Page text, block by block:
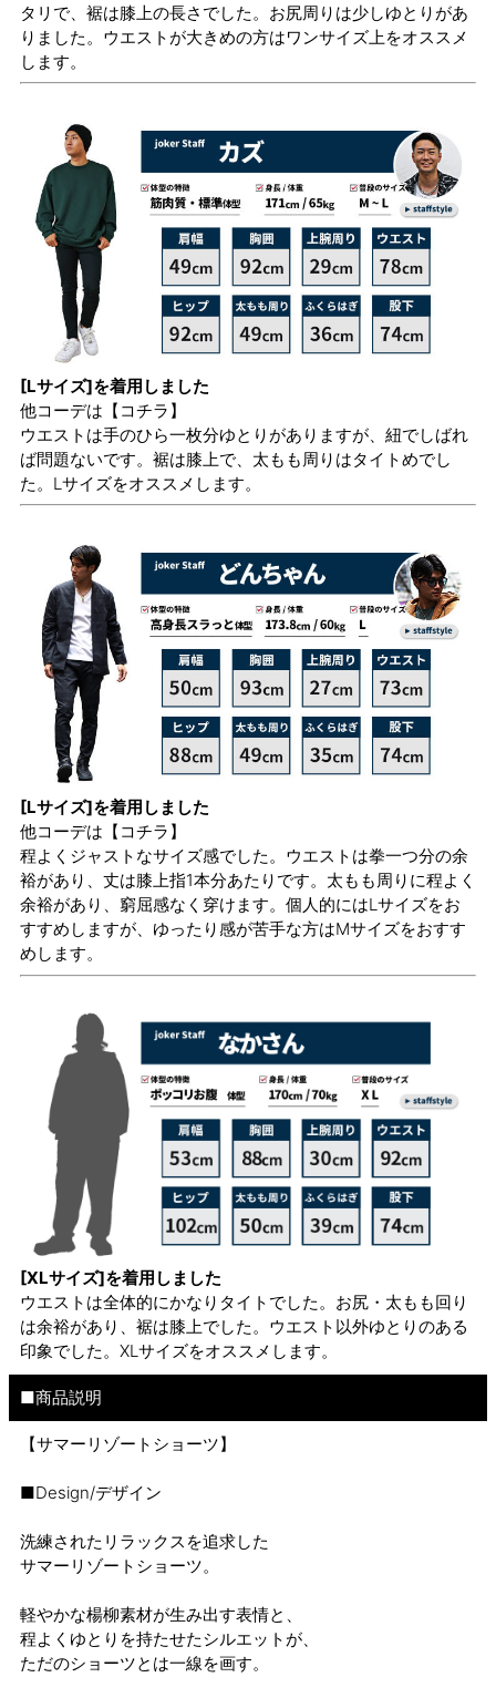
タリで、裾は膝上の長さでした。お尻周りは少しゆとりがあ
りました。ウエストが大きめの方はワンサイズ上をオススメ
します。
[Lサイズ]を着用しました
他コーデは 【コチラ】
ウエストは手のひら一枚分ゆとりがありますが、紐でしばれ
ば問題ないです。裾は膝上で、太もも周りはタイトめでし
た。Lサイズをオススメします。
[Lサイズ]を着用しました
他コーデは 【コチラ】
程よくジャストなサイズ感でした。ウエストは拳一つ分の余
裕があり、丈は膝上指1本分あたりです。太もも周りに程よく
余裕があり、窮屈感なく穿けます。個人的にはLサイズをお
すすめしますが、ゆったり感が苦手な方はMサイズをおすす
めします。
[XLサイズ]を着用しました
ウエストは全体的にかなりタイトでした。お尻・太もも回り
は余裕があり、裾は膝上でした。ウエスト以外ゆとりのある
印象でした。XLサイズをオススメします。
■商品説明
【サマーリゾートショーツ】
■Design/デザイン
洗練されたリラックスを追求した
サマーリゾートショーツ。
軽やかな楊柳素材が生み出す表情と、
程よくゆとりを持たせたシルエットが、
ただのショーツとは一線を画す。